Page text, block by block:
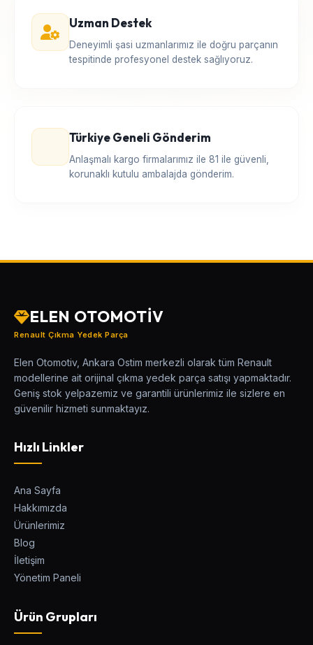
Uzman Destek
Deneyimli şasi uzmanlarımız ile doğru parçanın
tespitinde profesyonel destek sağlıyoruz.
Türkiye Geneli Gönderim
Anlaşmalı kargo firmalarımız ile 81 ile güvenli,
korunaklı kutulu ambalajda gönderim.
ELEN OTOMOTİV
Renault Çıkma Yedek Parça
Elen Otomotiv, Ankara Ostim merkezli olarak tüm Renault
modellerine ait orijinal çıkma yedek parça satışı yapmaktadır.
Geniş stok yelpazemiz ve garantili ürünlerimiz ile sizlere en
güvenilir hizmeti sunmaktayız.
Hızlı Linkler
Ana Sayfa
Hakkımızda
Ürünlerimiz
Blog
İletişim
Yönetim Paneli
Ürün Grupları